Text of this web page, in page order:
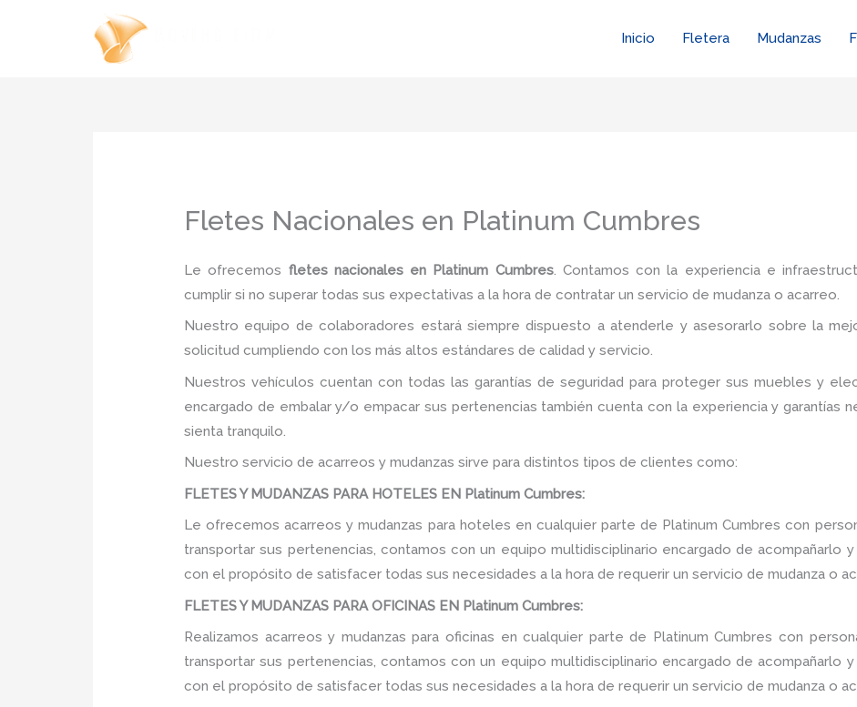
Inicio Fletera Mudanzas
Fletes Nacionales en Platinum Cumbres
Le ofrecemos fletes nacionales en Platinum Cumbres. Contamos con la experiencia e
cumplir si no superar todas sus expectativas a la hora de contratar un servicio de mudanza o acarreo.
Nuestro equipo de colaboradores estará siempre dispuesto a atenderle y asesorarlo sobre la
solicitud cumpliendo con los más altos estándares de calidad y servicio.
Nuestros vehículos cuentan con todas las garantías de seguridad para proteger sus muebles y
encargado de embalar y/o empacar sus pertenencias también cuenta con la experiencia y garantías
sienta tranquilo.
Nuestro servicio de acarreos y mudanzas sirve para distintos tipos de clientes como:
FLETES Y MUDANZAS PARA HOTELES EN Platinum Cumbres:
Le ofrecemos acarreos y mudanzas para hoteles en cualquier parte de Platinum Cumbres con
transportar sus pertenencias, contamos con un equipo multidisciplinario encargado de acompañarlo
con el propósito de satisfacer todas sus necesidades a la hora de requerir un servicio de mudanza o
FLETES Y MUDANZAS PARA OFICINAS EN Platinum Cumbres:
Realizamos acarreos y mudanzas para oficinas en cualquier parte de Platinum Cumbres con
transportar sus pertenencias, contamos con un equipo multidisciplinario encargado de acompañarlo
con el propósito de satisfacer todas sus necesidades a la hora de requerir un servicio de mudanza o